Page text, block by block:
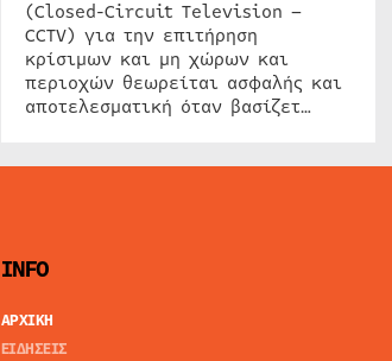
(Closed-Circuit Television –
CCTV) για την επιτήρηση
κρίσιμων και μη χώρων και
περιοχών θεωρείται ασφαλής και
αποτελεσματική όταν βασίζετ…
INFO
ΑΡΧΙΚΗ
ΕΙΔΗΣΕΙΣ